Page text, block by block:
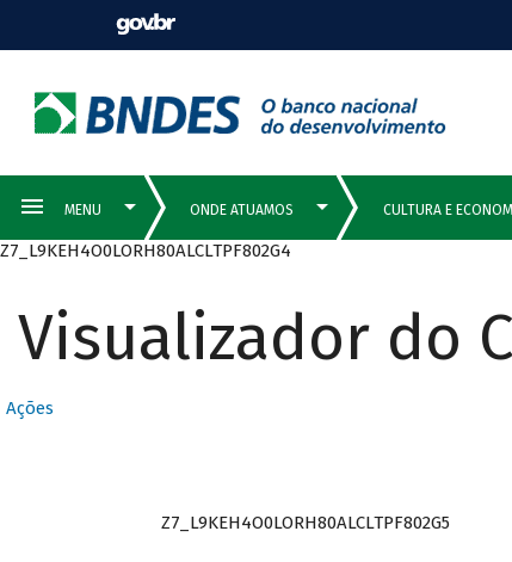
Z7_L9KEH4O0LORH80ALCLTPF802G4
Visualizador do
Ações
Z7_L9KEH4O0LORH80ALCLTPF802G5